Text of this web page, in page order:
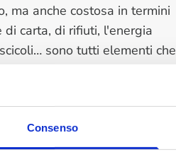
Consenso
ma anche costosa in termini
carta, di rifiuti, l'energia
sono tutti elementi che
conservazione e